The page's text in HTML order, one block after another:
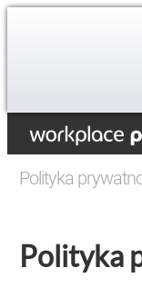
Polityka
Polityka